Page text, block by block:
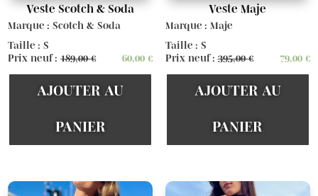
Veste Scotch & Soda
Marque : Scotch & Soda
Taille : S
Prix neuf :189,00€ 60,00€
AJOUTER AU
PANIER
Veste Maje
Marque : Maje
Taille : S
Prix neuf :395,00€ 79,00 €
AJOUTER AU
PANIER